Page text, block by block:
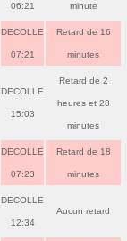
06:21 minute
DECOLLE
07:21
Retard de 16
minutes
DECOLLE
15:03
Retard de 2
heures et 28
minutes
DECOLLE
07:23
Retard de 18
minutes
DECOLLE
12:34
Aucun retard